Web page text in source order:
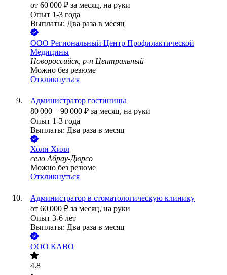
от 60 000 ₽ за месяц, на руки
Опыт 1-3 года
Выплаты: Два раза в месяц
ООО Региональный Центр Профилактической
Медицины
Новороссийск, р-н Центральный
Можно без резюме
Откликнуться
Администратор гостиницы
80 000 – 90 000 ₽ за месяц, на руки
Опыт 1-3 года
Выплаты: Два раза в месяц
Холи Хилл
село Абрау-Дюрсо
Можно без резюме
Откликнуться
Администратор в стоматологическую клинику
от 60 000 ₽ за месяц, на руки
Опыт 3-6 лет
Выплаты: Два раза в месяц
ООО КАВО
4.8